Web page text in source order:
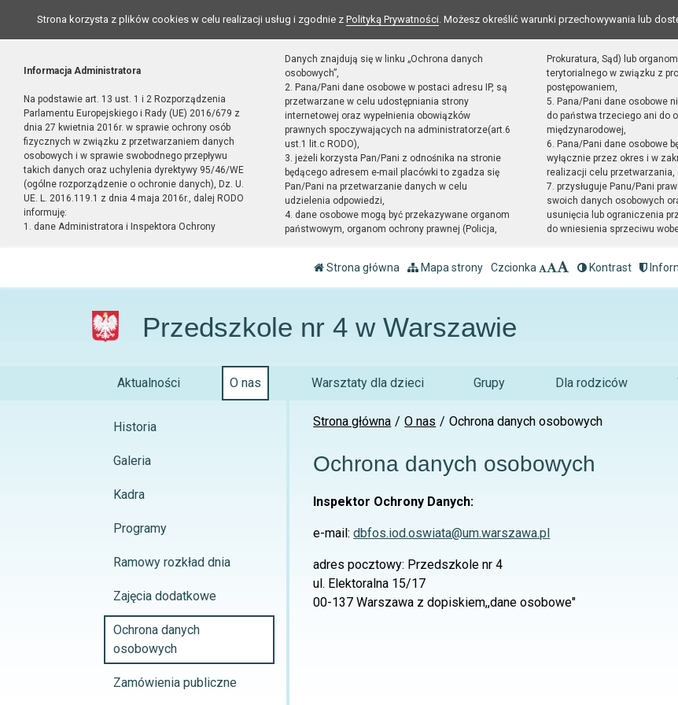
Strona korzysta z plików cookies w celu realizacji usług i zgodnie z Polityką Prywatności. Możesz określić warunki przechowywania lub
Informacja Administratora
Na podstawie art. 13 ust. 1 i 2 Rozporządzenia
Parlamentu Europejskiego i Rady (UE) 2016/679 z
dnia 27 kwietnia 2016r. w sprawie ochrony osób
fizycznych w związku z przetwarzaniem danych
osobowych i w sprawie swobodnego przepływu
takich danych oraz uchylenia dyrektywy 95/46/WE
(ogólne rozporządzenie o ochronie danych), Dz. U.
UE. L. 2016.119.1 z dnia 4 maja 2016r., dalej RODO
informuję:
1. dane Administratora i Inspektora Ochrony
Danych znajdują się w linku „Ochrona danych
osobowych”,
2. Pana/Pani dane osobowe w postaci adresu IP, są
przetwarzane w celu udostępniania strony
internetowej oraz wypełnienia obowiązków
prawnych spoczywających na administratorze(art.6
ust.1 lit.c RODO),
3. jeżeli korzysta Pan/Pani z odnośnika na stronie
będącego adresem e-mail placówki to zgadza się
Pan/Pani na przetwarzanie danych w celu
udzielenia odpowiedzi,
4. dane osobowe mogą być przekazywane organom
państwowym, organom ochrony prawnej (Policja,
Prokuratura, Sąd) lub
terytorialnego w związku z
postępowaniem,
5. Pana/Pani dane osobowe
do państwa trzeciego ani do
międzynarodowej,
6. Pana/Pani dane osobowe
wyłącznie przez okres i w
realizacji celu przetwarzania,
7. przysługuje Panu/Pani
swoich danych osobowych
usunięcia lub ograniczenia
do wniesienia sprzeciwu
Strona główna Mapa strony Czcionka Kontrast
Przedszkole nr 4 w Warszawie
Aktualności O nas Warsztaty dla dzieci Grupy Dla rodziców
Strona główna O nas Ochrona danych osobowych
Ochrona danych osobowych
Inspektor Ochrony Danych:
e-mail:dbfos.iod.oswiata@um.warszawa.pl
adres pocztowy: Przedszkole nr 4
ul. Elektoralna 15/17
00-137 Warszawa z dopiskiem,,dane osobowe"
Historia
Galeria
Kadra
Programy
Ramowy rozkład dnia
Zajęcia dodatkowe
Ochrona danych
osobowych
Zamówienia publiczne